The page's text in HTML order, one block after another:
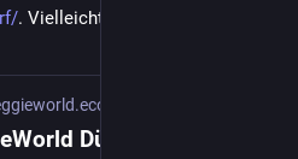
. Vielleicht sieht man sich dort ;)